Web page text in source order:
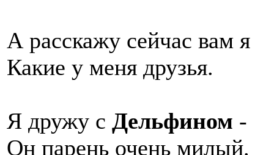
А расскажу сейчас вам я
Какие у меня друзья.
Я дружу с Дельфином -
Он парень очень милый.